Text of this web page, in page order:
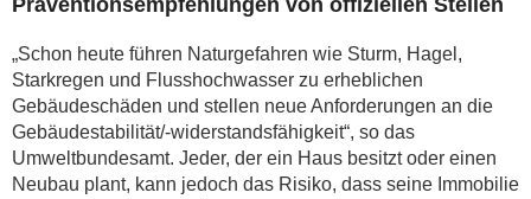
Präventionsempfehlungen von offiziellen Stellen
„Schon heute führen Naturgefahren wie Sturm, Hagel,
Starkregen und Flusshochwasser zu erheblichen
Gebäudeschäden und stellen neue Anforderungen an die
Gebäudestabilität/‑widerstandsfähigkeit“, so das
Umweltbundesamt. Jeder, der ein Haus besitzt oder einen
Neubau plant, kann jedoch das Risiko, dass seine Immobilie